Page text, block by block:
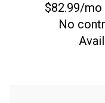
$82.99/mo
No